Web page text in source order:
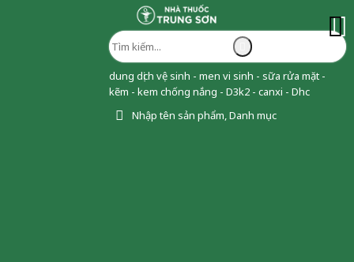
dung dịch vệ sinh - men vi sinh - sữa rửa mặt -
kẽm - kem chống nắng - D3k2 - canxi - Dhc
Nhập tên sản phẩm, Danh mục